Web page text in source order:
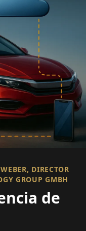
DIRECTOR
GROUP GMBH
de